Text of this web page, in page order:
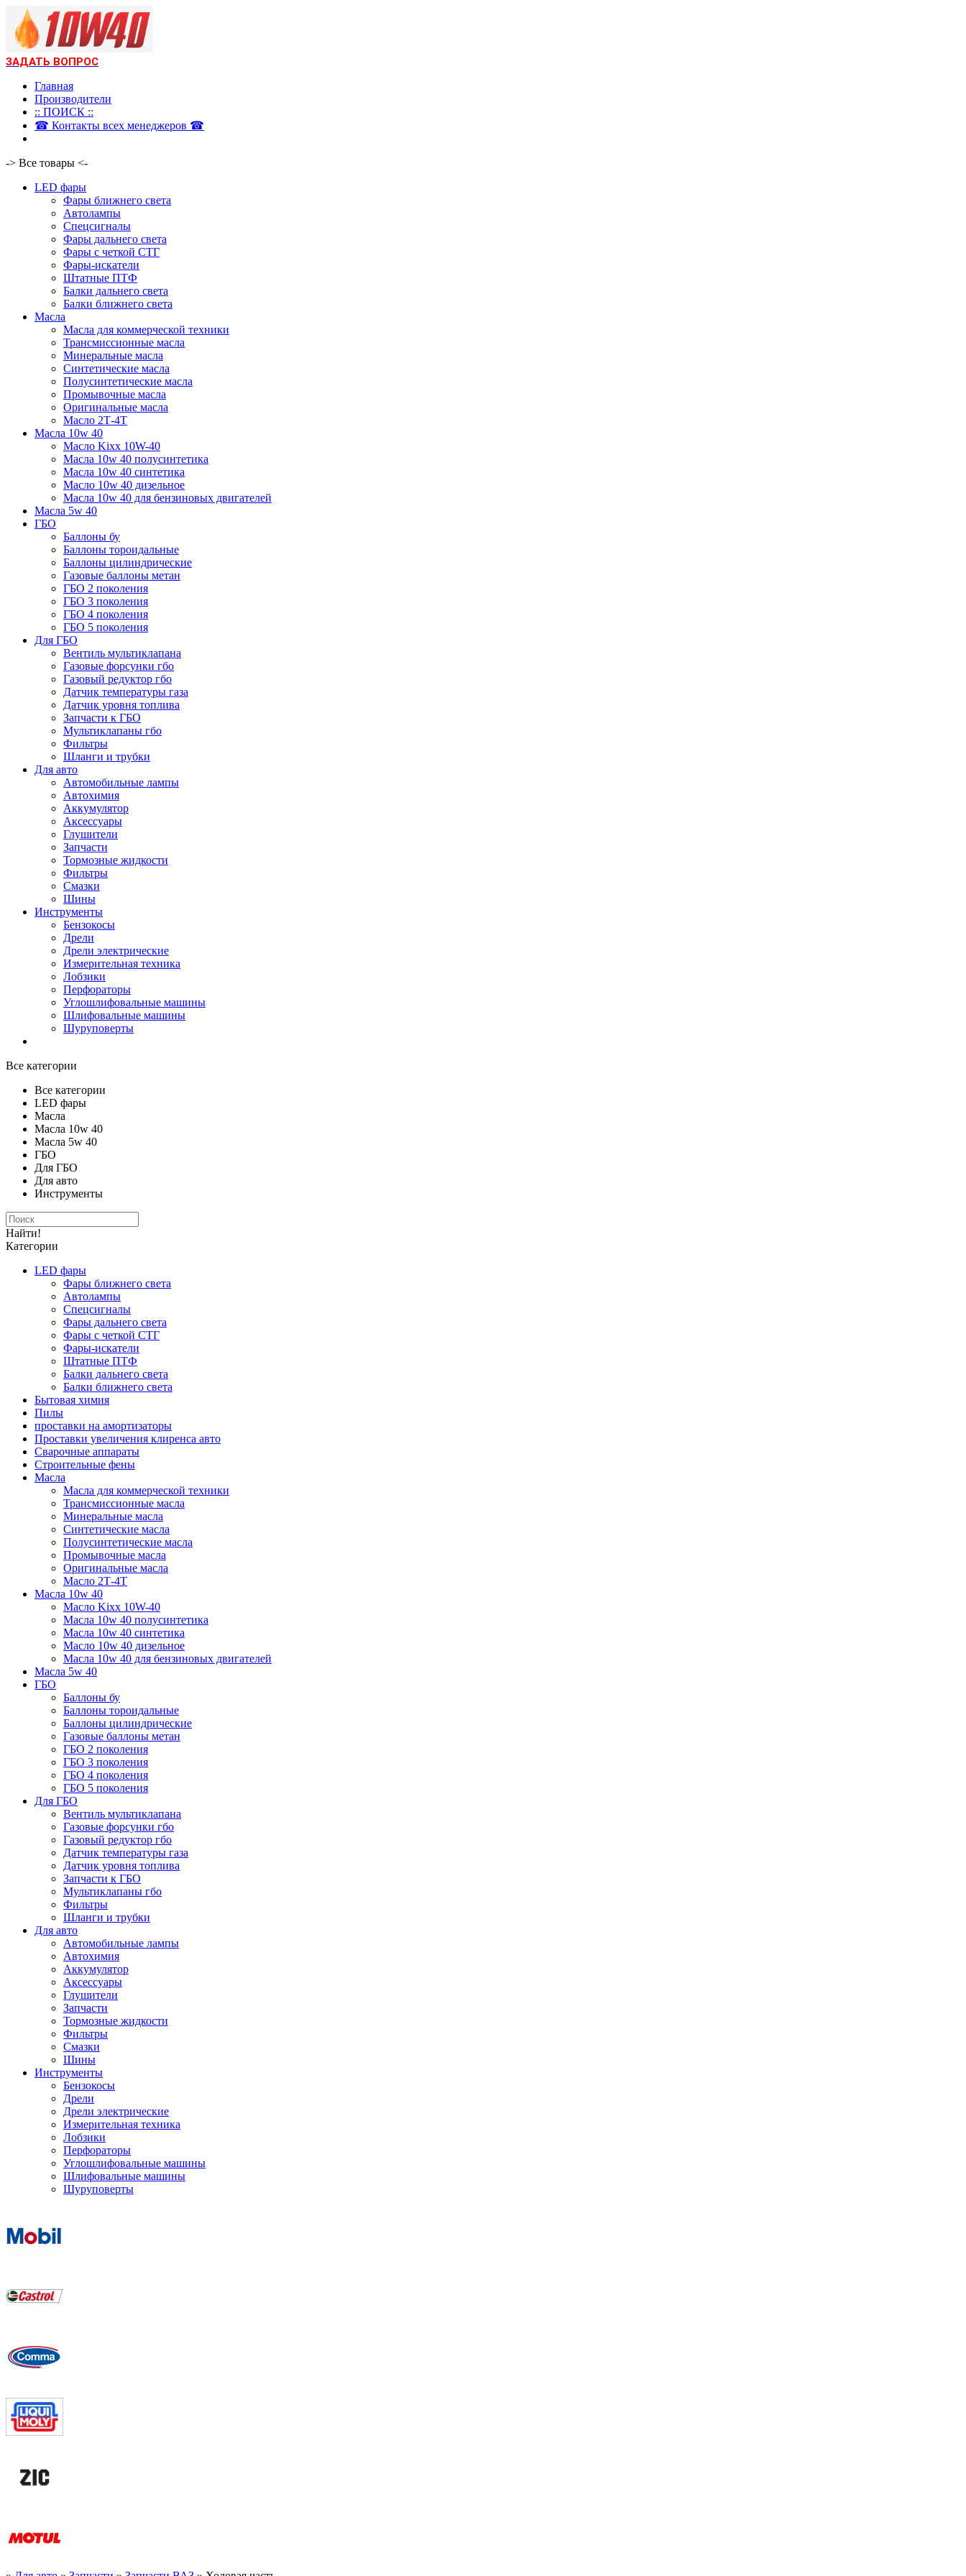
ЗАДАТЬ ВОПРОС
Главная
Производители
:: ПОИСК ::
☎ Контакты всех менеджеров ☎
-> Все товары <-
LED фары
Фары ближнего света
Автолампы
Спецсигналы
Фары дальнего света
Фары с четкой СТГ
Фары-искатели
Штатные ПТФ
Балки дальнего света
Балки ближнего света
Масла
Масла для коммерческой техники
Трансмиссионные масла
Минеральные масла
Синтетические масла
Полусинтетические масла
Промывочные масла
Оригинальные масла
Масло 2Т-4Т
Масла 10w 40
Mасло Kixx 10W-40
Масла 10w 40 полусинтетика
Масла 10w 40 синтетика
Масло 10w 40 дизельное
Масла 10w 40 для бензиновых двигателей
Масла 5w 40
ГБО
Баллоны бу
Баллоны тороидальные
Баллоны цилиндрические
Газовые баллоны метан
ГБО 2 поколения
ГБО 3 поколения
ГБО 4 поколения
ГБО 5 поколения
Для ГБО
Вентиль мультиклапана
Газовые форсунки гбо
Газовый редуктор гбо
Датчик температуры газа
Датчик уровня топлива
Запчасти к ГБО
Мультиклапаны гбо
Фильтры
Шланги и трубки
Для авто
Автомобильные лампы
Автохимия
Аккумулятор
Аксессуары
Глушители
Запчасти
Тормозные жидкости
Фильтры
Смазки
Шины
Инструменты
Бензокосы
Дрели
Дрели электрические
Измерительная техника
Лобзики
Перфораторы
Углошлифовальные машины
Шлифовальные машины
Шуруповерты
Все категории
Все категории
LED фары
Масла
Масла 10w 40
Масла 5w 40
ГБО
Для ГБО
Для авто
Инструменты
Найти!
Категории
LED фары
Фары ближнего света
Автолампы
Спецсигналы
Фары дальнего света
Фары с четкой СТГ
Фары-искатели
Штатные ПТФ
Балки дальнего света
Балки ближнего света
Бытовая химия
Пилы
проставки на амортизаторы
Проставки увеличения клиренса авто
Сварочные аппараты
Строительные фены
Масла
Масла для коммерческой техники
Трансмиссионные масла
Минеральные масла
Синтетические масла
Полусинтетические масла
Промывочные масла
Оригинальные масла
Масло 2Т-4Т
Масла 10w 40
Mасло Kixx 10W-40
Масла 10w 40 полусинтетика
Масла 10w 40 синтетика
Масло 10w 40 дизельное
Масла 10w 40 для бензиновых двигателей
Масла 5w 40
ГБО
Баллоны бу
Баллоны тороидальные
Баллоны цилиндрические
Газовые баллоны метан
ГБО 2 поколения
ГБО 3 поколения
ГБО 4 поколения
ГБО 5 поколения
Для ГБО
Вентиль мультиклапана
Газовые форсунки гбо
Газовый редуктор гбо
Датчик температуры газа
Датчик уровня топлива
Запчасти к ГБО
Мультиклапаны гбо
Фильтры
Шланги и трубки
Для авто
Автомобильные лампы
Автохимия
Аккумулятор
Аксессуары
Глушители
Запчасти
Тормозные жидкости
Фильтры
Смазки
Шины
Инструменты
Бензокосы
Дрели
Дрели электрические
Измерительная техника
Лобзики
Перфораторы
Углошлифовальные машины
Шлифовальные машины
Шуруповерты